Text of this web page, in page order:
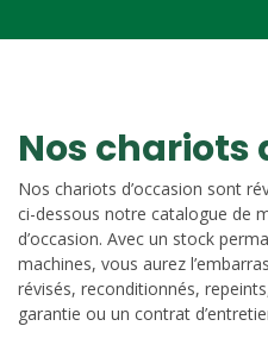
Nos chariots
Nos chariots d’occasion sont
ci-dessous notre catalogue de
d’occasion. Avec un stock
machines, vous aurez
révisés, reconditionnés,
garantie ou un contrat